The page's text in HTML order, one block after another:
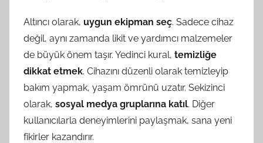
Altıncı olarak, uygun ekipman seç. Sadece cihaz
değil, aynı zamanda likit ve yardımcı malzemeler
de büyük önem taşır. Yedinci kural, temizliğe
dikkat etmek. Cihazını düzenli olarak temizleyip
bakım yapmak, yaşam ömrünü uzatır. Sekizinci
olarak, sosyal medya gruplarına katıl. Diğer
kullanıcılarla deneyimlerini paylaşmak, sana yeni
fikirler kazandırır.